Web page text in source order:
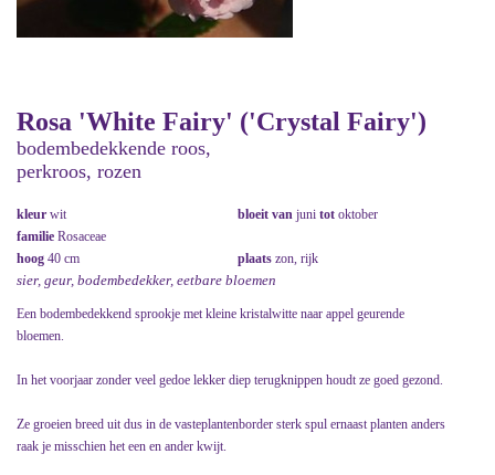
Rosa 'White Fairy' ('Crystal Fairy')
bodembedekkende roos,
perkroos, rozen
kleur wit bloeit van juni tot oktober
familie Rosaceae
hoog 40 cm plaats zon, rijk
sier, geur, bodembedekker, eetbare bloemen
Een bodembedekkend sprookje met kleine kristalwitte naar appel geurende
bloemen.
In het voorjaar zonder veel gedoe lekker diep terugknippen houdt ze goed gezond.
Ze groeien breed uit dus in de vasteplantenborder sterk spul ernaast planten anders
raak je misschien het een en ander kwijt.